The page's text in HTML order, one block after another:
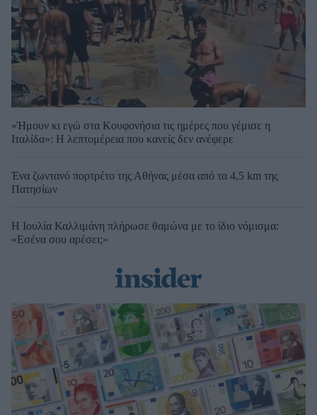
«Ήμουν κι εγώ στα Κουφονήσια τις ημέρες που γέμισε η
Ιταλίδα»: Η λεπτομέρεια που κανείς δεν ανέφερε
Ένα ζωντανό πορτρέτο της Αθήνας μέσα από τα 4,5 km της
Πατησίων
Η Ιουλία Καλλιμάνη πλήρωσε θαμώνα με το ίδιο νόμισμα:
«Εσένα σου αρέσει;»